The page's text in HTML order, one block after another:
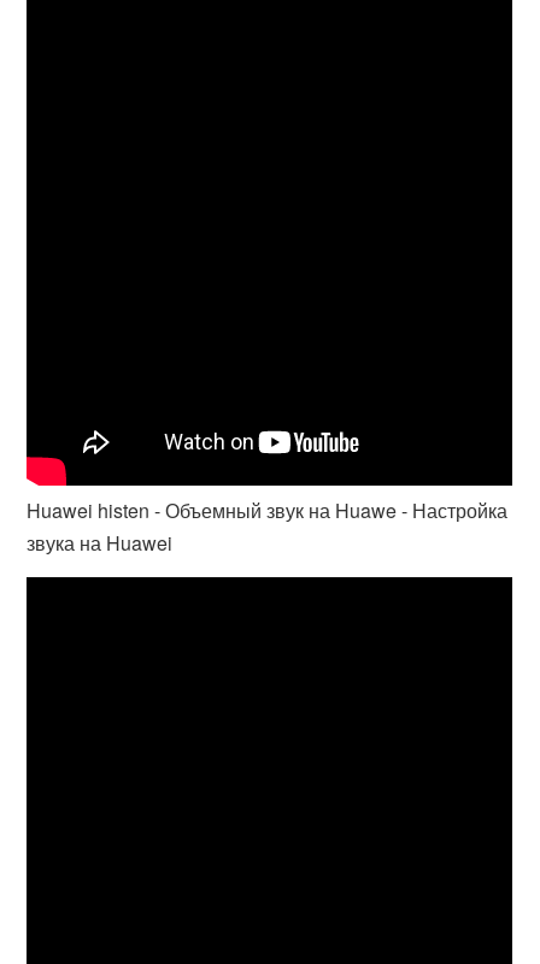
Huawei histen - Объемный звук на Huawe - Настройка
звука на Huawei